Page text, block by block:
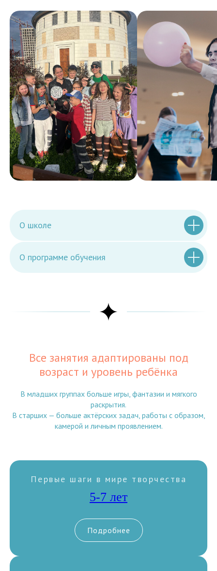
О школе
О программе обучения
Все занятия адаптированы под
возраст и уровень ребёнка
В младших группах больше игры, фантазии и мягкого
раскрытия.
В старших — больше актёрских задач, работы с образом,
камерой и личным проявлением.
Первые шаги в мире творчества
5-7 лет
Подробнее